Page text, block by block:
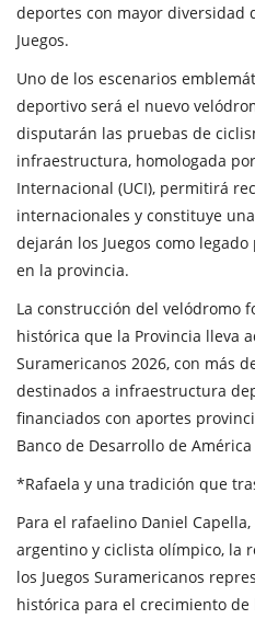
deportes con mayor diversidad
Juegos.
Uno de los escenarios
deportivo será el nuevo
disputarán las pruebas de
infraestructura, homologada
Internacional (UCI), permitirá
internacionales y constituye
dejarán los Juegos como
en la provincia.
La construcción del velódromo
histórica que la Provincia lleva
Suramericanos 2026, con más
destinados a infraestructura
financiados con aportes
Banco de Desarrollo de
*Rafaela y una tradición que
Para el rafaelino Daniel
argentino y ciclista olímpico, la
los Juegos Suramericanos
histórica para el crecimiento